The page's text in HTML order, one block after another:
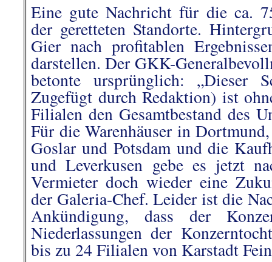
Eine gute Nachricht für die ca.
der geretteten Standorte.
Gier nach profitablen
darstellen. Der GKK-
betonte ursprünglich: „Dieser
Zugefügt durch Redaktion) ist
Filialen den Gesamtbestand des
Für die Warenhäuser in
Goslar und Potsdam und die
und Leverkusen gebe es jetzt
Vermieter doch wieder eine
der Galeria-Chef. Leider ist die
Ankündigung, dass der
Niederlassungen der
bis zu 24 Filialen von Karstadt